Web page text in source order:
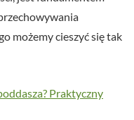
możemy cieszyć się tak
Praktyczny